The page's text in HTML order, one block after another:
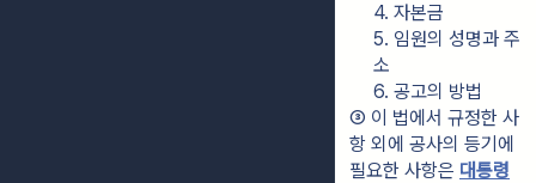
4. 자본금
5. 임원의 성명과 주
소
6. 공고의 방법
③ 이 법에서 규정한 사
항 외에 공사의 등기에
필요한 사항은 대통령